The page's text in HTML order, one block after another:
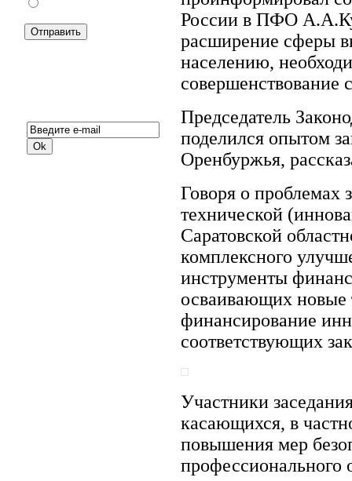
России в ПФО
расширение сферы
населению,
совершенствование
Председатель
поделился опытом
Оренбуржья,
Говоря о проблемах
технической
Саратовской
комплексного
инструменты
осваивающих новые
финансирование
соответствующих
Участники
касающихся, в
повышения мер
профессионального